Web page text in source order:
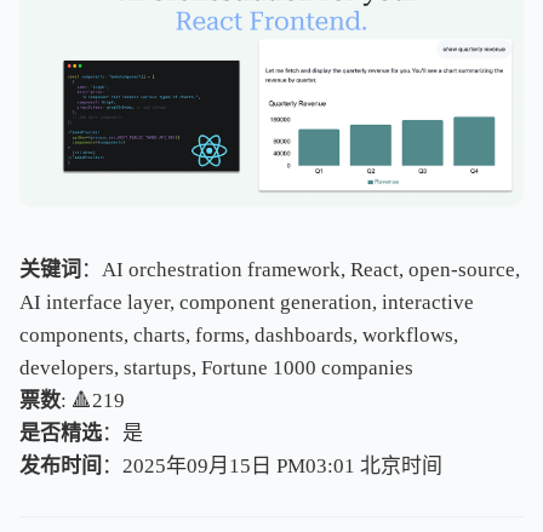
关键词 ：AI orchestration framework, React, open-source,
AI interface layer, component generation, interactive
components, charts, forms, dashboards, workflows,
developers, startups, Fortune 1000 companies
票数: 🔺219
是否精选：是
发布时间 ：2025年09月15日 PM03:01 北京时间
北京时间